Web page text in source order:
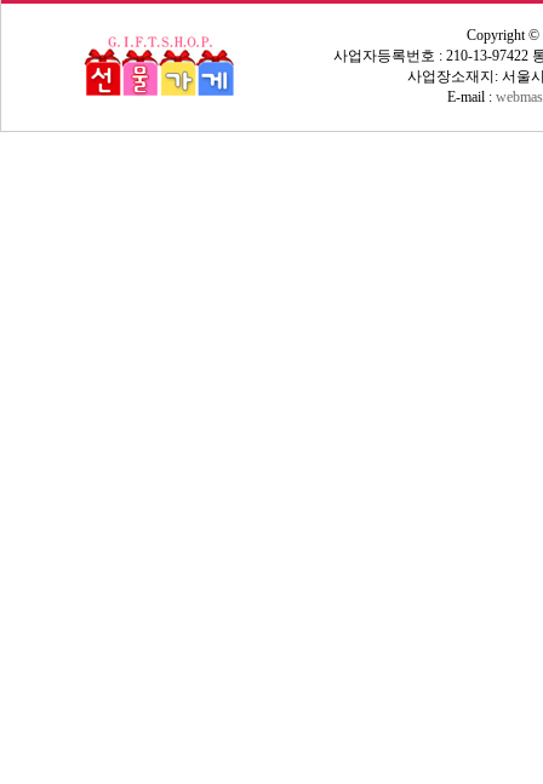
Copyright ©
사업자등록번호 : 210-13-97422
사업장소재지: 서울
E-mail :